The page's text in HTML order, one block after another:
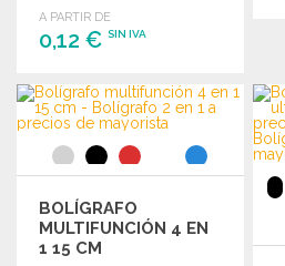
A PARTIR DE
0,12 € SIN IVA
PEDIR
Solicitar un presupuesto
BOLÍGRAFO
MULTIFUNCIÓN 4 EN
1 15 CM